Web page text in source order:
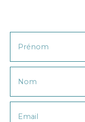
Prénom
Nom
Email